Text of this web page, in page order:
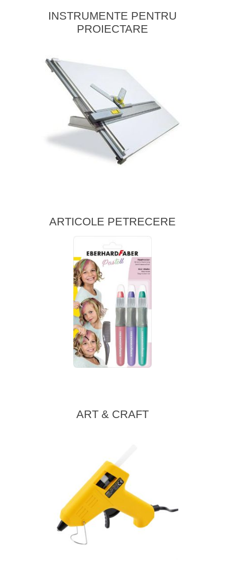
INSTRUMENTE PENTRU
PROIECTARE
ARTICOLE PETRECERE
ART & CRAFT